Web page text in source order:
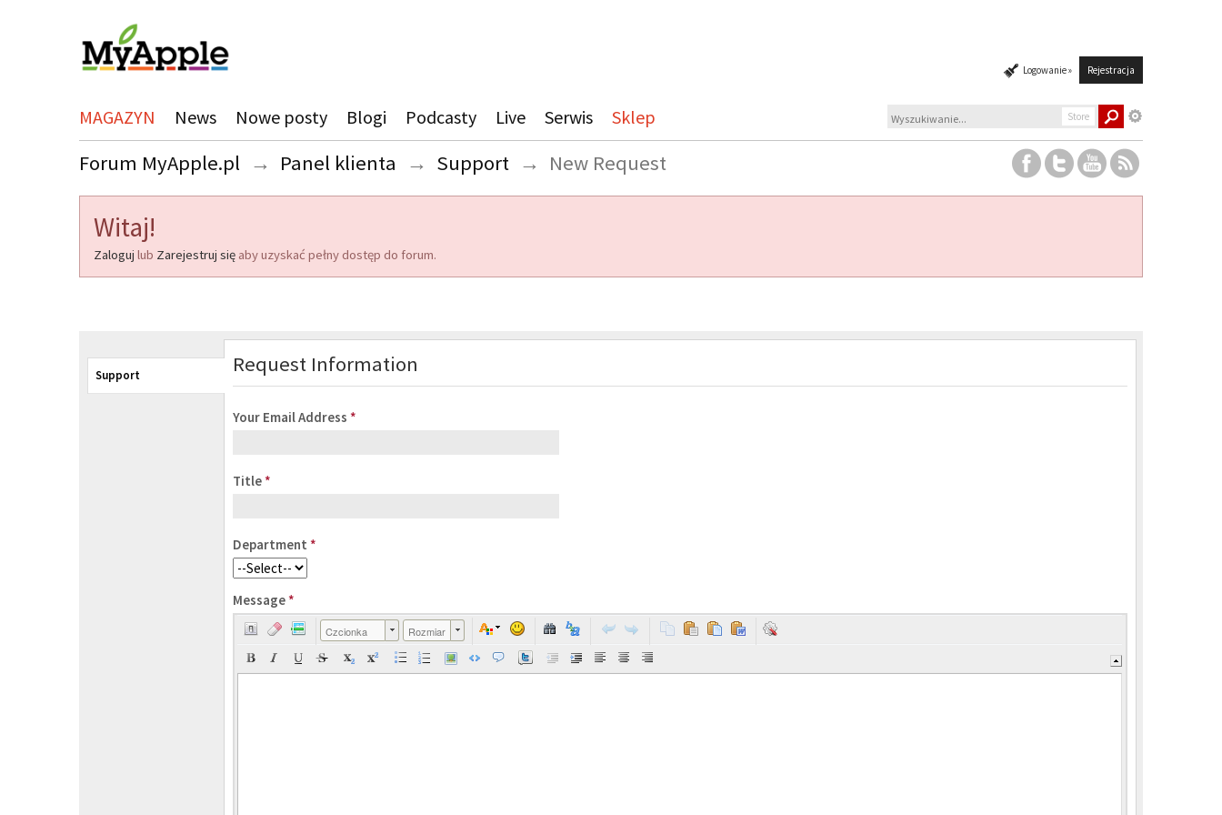
Logowanie » Rejestracja
MAGAZYN News Nowe posty Blogi Podcasty Live Serwis Sklep Store
Forum MyApple.pl → Panel klienta → Support → New Request
Witaj!
Zaloguj lub Zarejestruj się aby uzyskać pełny dostęp do forum.
Support Request Information
Your Email Address *
Title *
Department *
Message *
Czcionka Rozmiar